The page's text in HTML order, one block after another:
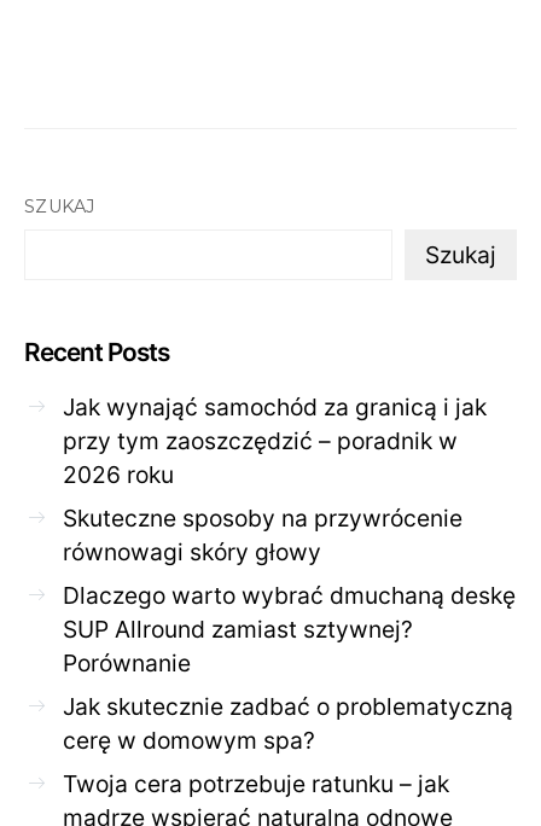
SZUKAJ
Szukaj
Recent Posts
Jak wynająć samochód za granicą i jak
przy tym zaoszczędzić – poradnik w
2026 roku
Skuteczne sposoby na przywrócenie
równowagi skóry głowy
Dlaczego warto wybrać dmuchaną deskę
SUP Allround zamiast sztywnej?
Porównanie
Jak skutecznie zadbać o problematyczną
cerę w domowym spa?
Twoja cera potrzebuje ratunku – jak
mądrze wspierać naturalną odnowę